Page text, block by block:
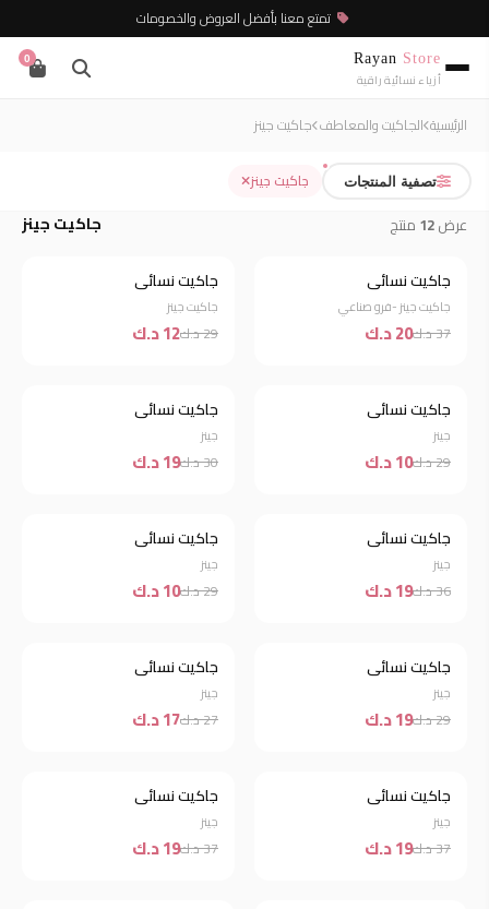
تمتع معنا بأفضل العروض والخصومات
Rayan Store
أزياء نسائية راقية
0
الرئيسية الجاكيت والمعاطف جاكيت جينز
تصفية المنتجات جاكيت جينز
عرض12 منتج جاكيت جينز
خصم 46%
جاكيت نسائي
جاكيت جينز -فرو صناعي
37 د.ك 20 د.ك
خصم 59%
جاكيت نسائي
جاكيت جينز
29 د.ك 12 د.ك
جاكيت نسائي
جينز
29 د.ك 10 د.ك
خصم 37%
جاكيت نسائي
جينز
30 د.ك 19 د.ك
خصم 47%
جاكيت نسائي
جينز
36 د.ك 19 د.ك
خصم 66%
جاكيت نسائي
جينز
29 د.ك 10 د.ك
خصم 34%
جاكيت نسائي
جينز
29 د.ك 19 د.ك
خصم 37%
جاكيت نسائي
جينز
27 د.ك 17 د.ك
خصم 49%
جاكيت نسائي
جينز
37 د.ك 19 د.ك
جاكيت نسائي
جينز
37 د.ك 19 د.ك